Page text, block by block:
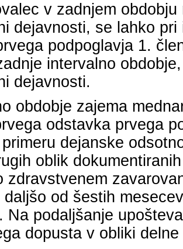
v zadnjem
dejavnosti, se lahko
podpoglavja 1.
intervalno
dejavnosti.
obdobje zajema
odstavka prvega
dejanske
oblik
zdravstvenem
od šestih
Na podaljšanje
dopusta v obliki